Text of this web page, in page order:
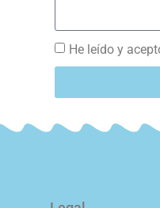
He leído y